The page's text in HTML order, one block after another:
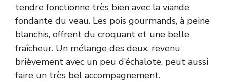
tendre fonctionne très bien avec la viande
fondante du veau. Les pois gourmands, à peine
blanchis, offrent du croquant et une belle
fraîcheur. Un mélange des deux, revenu
brièvement avec un peu d’échalote, peut aussi
faire un très bel accompagnement.